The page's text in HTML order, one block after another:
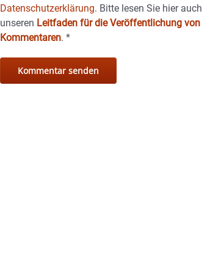
Datenschutzerklärung. Bitte lesen Sie hier auch
unseren Leitfaden für die Veröffentlichung von
Kommentaren.*